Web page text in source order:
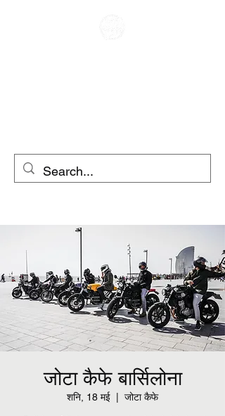
जोटा कैफे बार्सिलोना
शनि, 18 मई जोटा कैफे